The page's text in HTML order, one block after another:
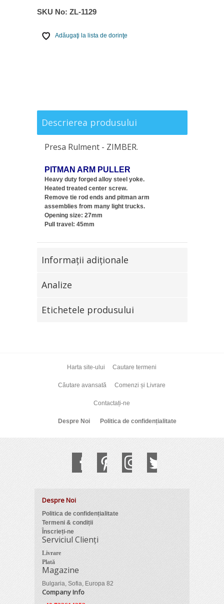
SKU No: ZL-1129
Adăugaţi la lista de dorinţe
Descrierea produsului
Presa Rulment - ZIMBER.
PITMAN ARM PULLER
Heavy duty forged alloy steel yoke.
Heated treated center screw.
Remove tie rod ends and pitman arm
assemblies from many light trucks.
Opening size: 27mm
Pull travel: 45mm
Informaţii adiţionale
Analize
Etichetele produsului
Harta site-ului Cautare termeni
Căutare avansată Comenzi și Livrare
Contactați-ne
Despre Noi Politica de confidențialitate
Despre Noi
Politica de confidențialitate
Termeni & condiții
Înscrieți-ne
Serviciul Clienți
Livrare
Plată
Magazine
Bulgaria, Sofia, Europa 82
Company Info